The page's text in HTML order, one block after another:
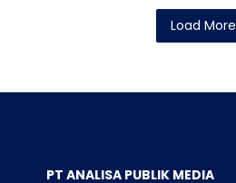
Load More
PT ANALISA PUBLIK MEDIA